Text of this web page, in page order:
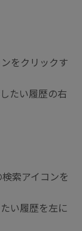
をクリックす
たい履歴の右
索アイコンを
い履歴を左に